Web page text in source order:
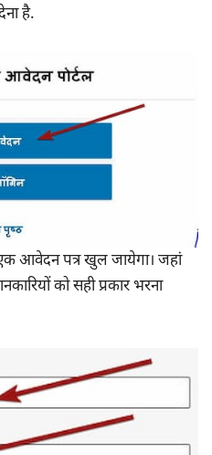
है.
आवेदन पत्र खुल जायेगा। जहां
को सही प्रकार भरना